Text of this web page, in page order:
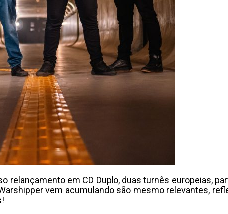
relançamento em CD Duplo, duas turnês europeias,
vem acumulando são mesmo relevantes,